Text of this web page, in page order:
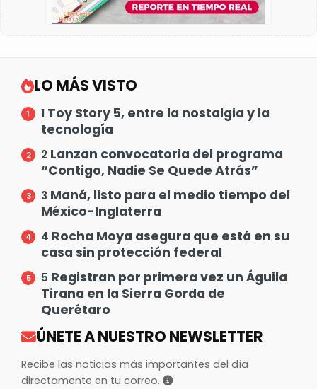
LO MÁS VISTO
1 Toy Story 5, entre la nostalgia y la
tecnología
2 Lanzan convocatoria del programa
“Contigo, Nadie Se Quede Atrás”
3 Maná, listo para el medio tiempo del
México-Inglaterra
4 Rocha Moya asegura que está en su
casa sin protección federal
5 Registran por primera vez un Águila
Tirana en la Sierra Gorda de
Querétaro
ÚNETE A NUESTRO NEWSLETTER
Recibe las noticias más importantes del día
directamente en tu correo.